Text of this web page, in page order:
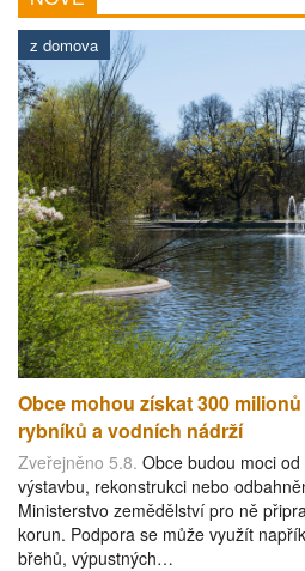
z domova
Obce mohou získat 300
rybníků a vodních nádrží
Zveřejněno 5.8. Obce budou moci
výstavbu, rekonstrukci nebo
Ministerstvo zemědělství pro ně
korun. Podpora se může využít
břehů, výpustných…